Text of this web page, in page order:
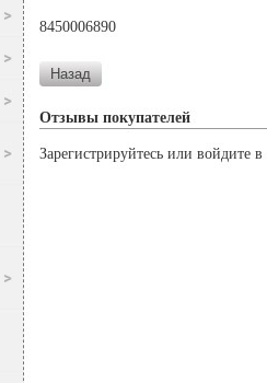
8450006890
Отзывы покупателей
Зарегистрируйтесь или войдите